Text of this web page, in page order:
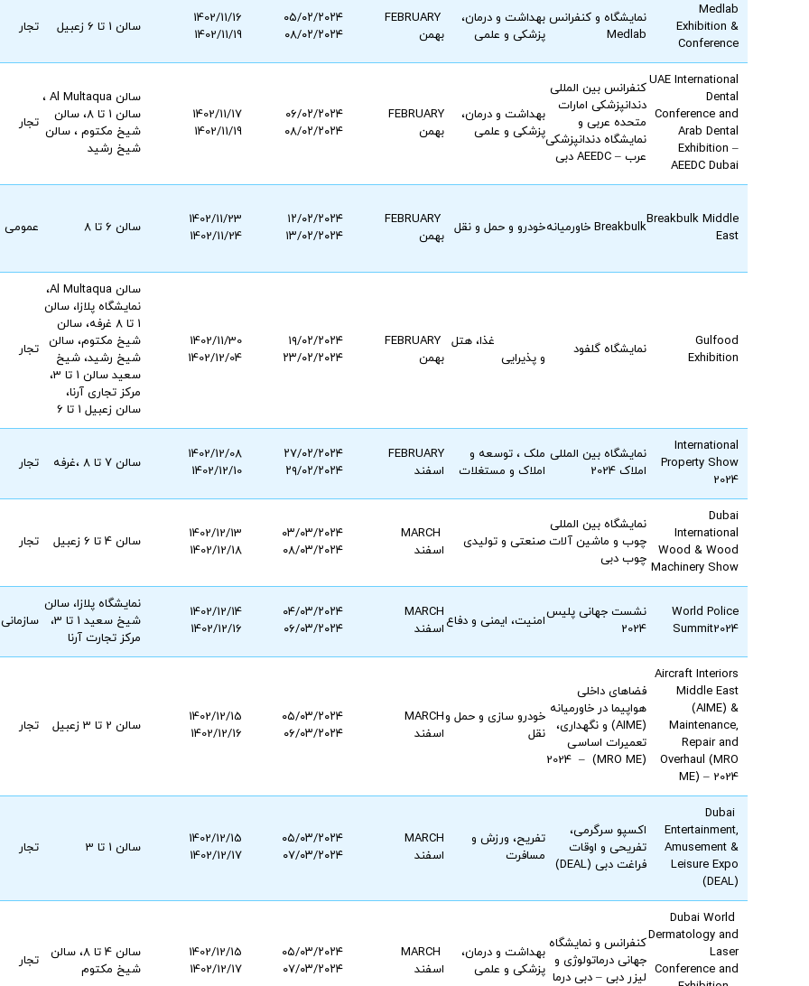
Medlab
Exhibition &
Conference
نمایشگاه و کنفرانس
Medlab
بهداشت و درمان،
پزشکی و علمی
بهمن
۰۵/۰۲/۲۰۲۴
۰۸/۰۲/۲۰۲۴
1402/11/16
1402/11/19
سالن 1 تا 6 زعبیل تجار
UAE International
Dental
Conference and
Arab Dental
Exhibition –
AEEDC Dubai
کنفرانس بین المللی
دندانپزشکی امارات
متحده عربی و
نمایشگاه دندانپزشکی
عرب – AEEDC دبی
بهداشت و درمان،
پزشکی و علمی
FEBRUARY
بهمن
۰۶/۰۲/۲۰۲۴
۰۸/۰۲/۲۰۲۴
1402/11/17
1402/11/19
سالن Al Multaqua ،
سالن 1 تا 8، سالن
شیخ مکتوم ، سالن
شیخ رشید
تجار
Breakbulk Middle
East
Breakbulk خاورمیانه خودرو و حمل و نقل
بهمن
۱۲/۰۲/۲۰۲۴
۱۳/۰۲/۲۰۲۴
1402/11/23
1402/11/24
سالن 6 تا 8 عمومی
Gulfood
Exhibition
نمایشگاه گلفود
غذا، هتل
و پذیرایی
بهمن
۱۹/۰۲/۲۰۲۴
۲۳/۰۲/۲۰۲۴
1402/11/30
1402/12/04
سالن Al Multaqua،
نمایشگاه پلازا، سالن
1 تا 8 غرفه، سالن
شیخ مکتوم، سالن
شیخ رشید، شیخ
سعید سالن 1 تا 3،
مرکز تجاری آرنا،
سالن زعبیل 1 تا 6
تجار
International
Property Show
2024
نمایشگاه بین المللی
املاک 2024
ملک ، توسعه و
املاک و مستغلات
FEBRUARY
اسفند
۲۷/۰۲/۲۰۲۴
۲۹/۰۲/۲۰۲۴
1402/12/08
1402/12/10
سالن 7 تا 8 ،غرفه تجار
Dubai
International
Wood & Wood
Machinery Show
نمایشگاه بین المللی
چوب و ماشین آلات
چوب دبی
صنعتی و تولیدی
اسفند
۰۳/۰۳/۲۰۲۴
۰۸/۰۳/۲۰۲۴
1402/12/13
1402/12/18
سالن 4 تا 6 زعبیل تجار
World Police
Summit2024
نشست جهانی پلیس
2024
امنیت، ایمنی و دفاع
MARCH
اسفند
۰۴/۰۳/۲۰۲۴
۰۶/۰۳/۲۰۲۴
1402/12/14
1402/12/16
نمایشگاه پلازا، سالن
شیخ سعید 1 تا 3،
مرکز تجارت آرنا
سازمانی
Aircraft Interiors
Middle East
(AIME) &
Maintenance,
Repair and
Overhaul (MRO
ME) – 2024
فضاهای داخلی
هواپیما در خاورمیانه
(AIME) و نگهداری،
تعمیرات اساسی
(MRO ME) – 2024
خودرو سازی و حمل و
نقل
MARCH
اسفند
۰۵/۰۳/۲۰۲۴
۰۶/۰۳/۲۰۲۴
1402/12/15
1402/12/16
سالن 2 تا 3 زعبیل تجار
Dubai
Entertainment,
Amusement &
Leisure Expo
(DEAL)
اكسپو سرگرمی،
تفريحی و اوقات
فراغت دبی (DEAL)
تفریح، ورزش و
مسافرت
MARCH
اسفند
۰۵/۰۳/۲۰۲۴
۰۷/۰۳/۲۰۲۴
1402/12/15
1402/12/17
سالن 1 تا 3 تجار
Dubai World
Dermatology and
Laser
Conference and
کنفرانس و نمایشگاه
جهانی درماتولوژی و
لیزر دبی – دبی درما
بهداشت و درمان،
پزشکی و علمی
اسفند
۰۵/۰۳/۲۰۲۴
۰۷/۰۳/۲۰۲۴
1402/12/15
1402/12/17
سالن 4 تا 8، سالن
شیخ مکتوم
تجار